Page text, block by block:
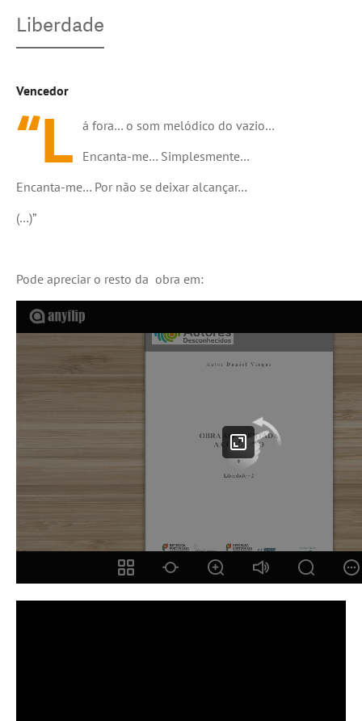
Liberdade
Vencedor
“L á fora… o som melódico do vazio…
Encanta-me… Simplesmente…
Encanta-me… Por não se deixar alcançar…
(…)”
Pode apreciar o resto da obra em: